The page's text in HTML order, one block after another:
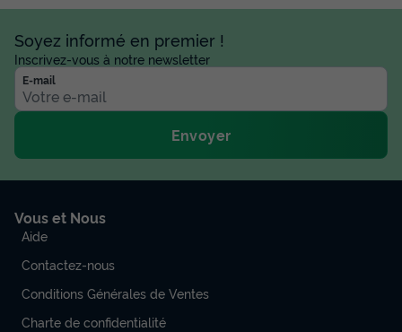
Soyez informé en premier !
Inscrivez-vous à notre newsletter
E-mail
Envoyer
Vous et Nous
Aide
Contactez-nous
Conditions Générales de Ventes
Charte de confidentialité